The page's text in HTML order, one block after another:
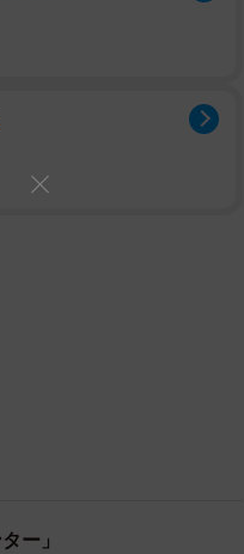
ー」